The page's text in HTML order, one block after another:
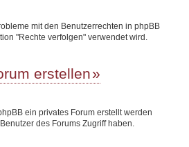
mit den Benutzerrechten in phpBB
"Rechte verfolgen" verwendet wird.
erstellen
ein privates Forum erstellt werden
des Forums Zugriff haben.